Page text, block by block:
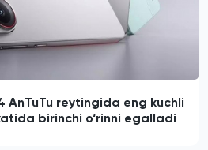
AnTuTu reytingida eng kuchli
birinchi o‘rinni egalladi